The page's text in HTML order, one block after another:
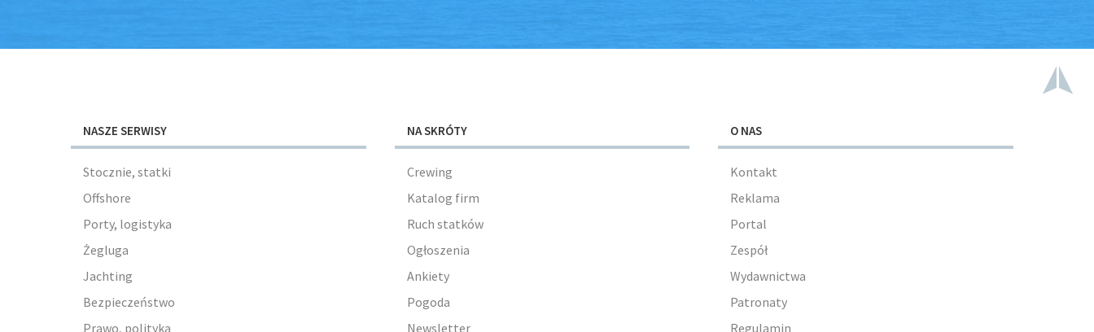
NASZE SERWISY
Stocznie, statki
Offshore
Porty, logistyka
Żegluga
Jachting
Bezpieczeństwo
Prawo, polityka
NA SKRÓTY
Crewing
Katalog firm
Ruch statków
Ogłoszenia
Ankiety
Pogoda
Newsletter
O NAS
Kontakt
Reklama
Portal
Zespół
Wydawnictwa
Patronaty
Regulamin